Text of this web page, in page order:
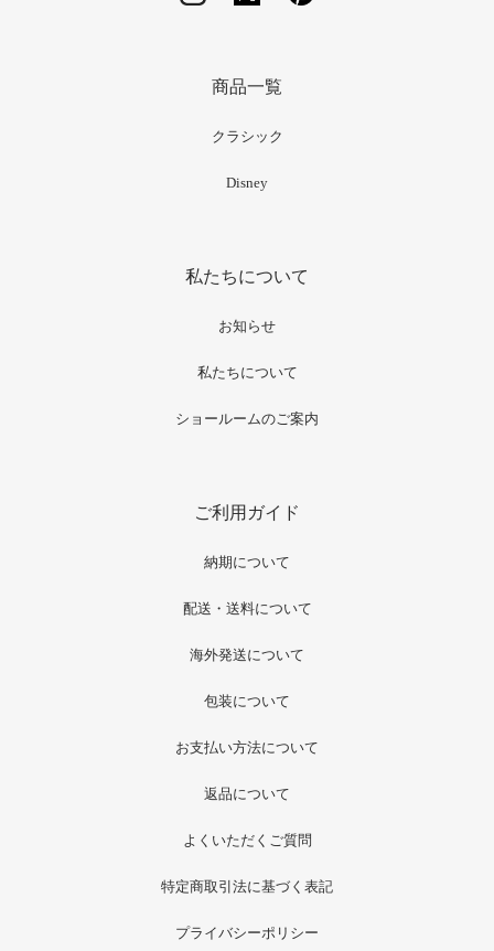
商品一覧
クラシック
Disney
私たちについて
お知らせ
私たちについて
ショールームのご案内
ご利用ガイド
納期について
配送・送料について
海外発送について
包装について
お支払い方法について
返品について
よくいただくご質問
特定商取引法に基づく表記
プライバシーポリシー